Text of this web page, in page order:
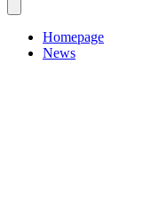
Homepage
News